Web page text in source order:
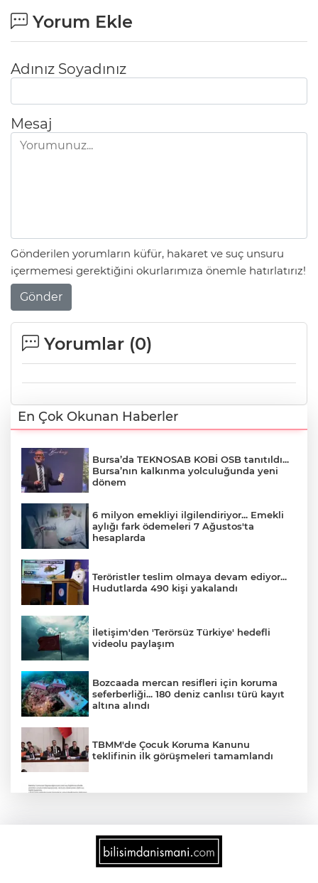
Yorum Ekle
Adınız Soyadınız
Mesaj
Gönderilen yorumların küfür, hakaret ve suç unsuru
içermemesi gerektiğini okurlarımıza önemle hatırlatırız!
Gönder
Yorumlar (0)
En Çok Okunan Haberler
Bursa’da TEKNOSAB KOBİ OSB tanıtıldı...
Bursa’nın kalkınma yolculuğunda yeni
dönem
6 milyon emekliyi ilgilendiriyor... Emekli
aylığı fark ödemeleri 7 Ağustos'ta
hesaplarda
Teröristler teslim olmaya devam ediyor...
Hudutlarda 490 kişi yakalandı
İletişim'den 'Terörsüz Türkiye' hedefli
videolu paylaşım
Bozcaada mercan resifleri için koruma
seferberliği... 180 deniz canlısı türü kayıt
altına alındı
TBMM'de Çocuk Koruma Kanunu
teklifinin ilk görüşmeleri tamamlandı
2025'te Ar-Ge'ye 254 milyar TL harcadık!
Ar-Ge'de en büyük pay üniversitelere